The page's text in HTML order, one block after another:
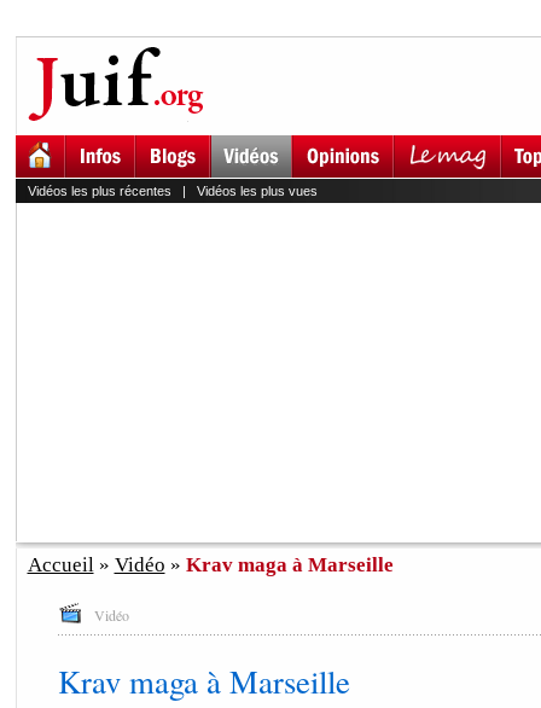
Vidéos les plus récentes | Vidéos les plus vues
Accueil» Vidéo » Krav maga à Marseille
Vidéo
Krav maga à Marseille